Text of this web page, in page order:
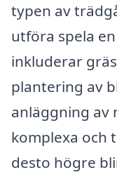
typen av
utföra spela
inkluderar
plantering av
anläggning av
komplexa och
desto högre